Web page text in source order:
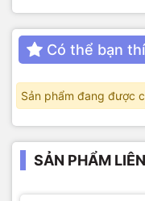
Có thể bạn
Sản phẩm đang được
SẢN PHẨM